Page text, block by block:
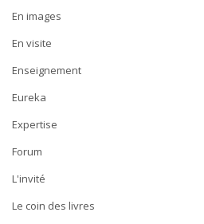
En images
En visite
Enseignement
Eureka
Expertise
Forum
L'invité
Le coin des livres